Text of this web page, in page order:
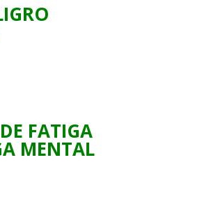
FATIGA
MENTAL